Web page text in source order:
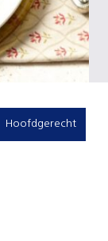
Hoofdgerecht